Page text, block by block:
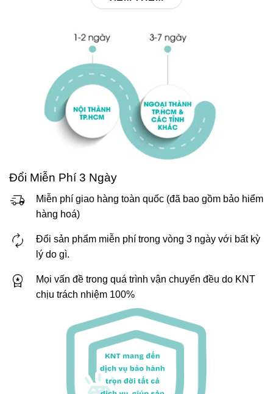
Đổi Miễn Phí 3 Ngày
Miễn phí giao hàng toàn quốc (đã bao gồm bảo hiểm
hàng hoá)
Đổi sản phẩm miễn phí trong vòng 3 ngày với bất kỳ
lý do gì.
Mọi vấn đề trong quá trình vận chuyển đều do KNT
chịu trách nhiệm 100%